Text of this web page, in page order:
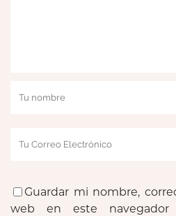
Guardar mi nombre,
web en este